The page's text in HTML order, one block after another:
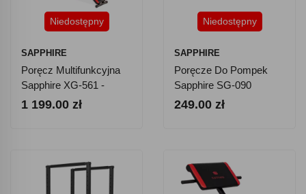
Niedostępny
SAPPHIRE
Poręcz Multifunkcyjna
Sapphire XG-561 -
Drabinka, Drążek,
1 199.00 zł
Niedostępny
SAPPHIRE
Poręcze Do Pompek
Sapphire SG-090
249.00 zł